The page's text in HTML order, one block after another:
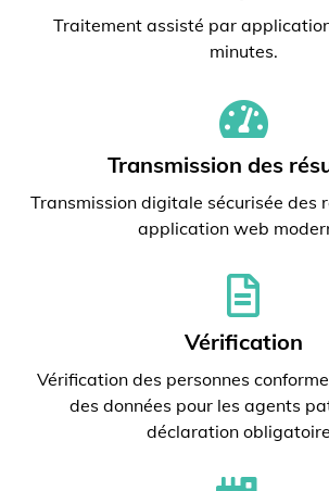
Traitement assisté par
minutes.
Transmission des
Transmission digitale sécurisée des
application web
Vérification
Vérification des personnes
des données pour les agents
déclaration